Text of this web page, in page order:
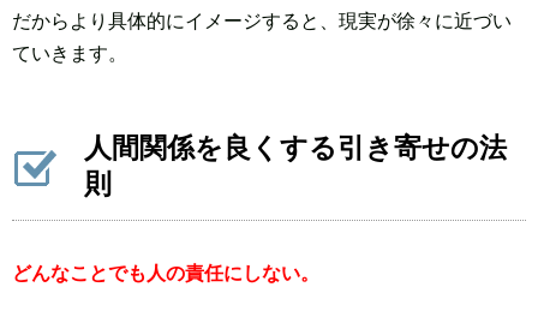
だからより具体的にイメージすると、現実が徐々に近づい
ていきます。
人間関係を良くする引き寄せの法
則
どんなことでも人の責任にしない。